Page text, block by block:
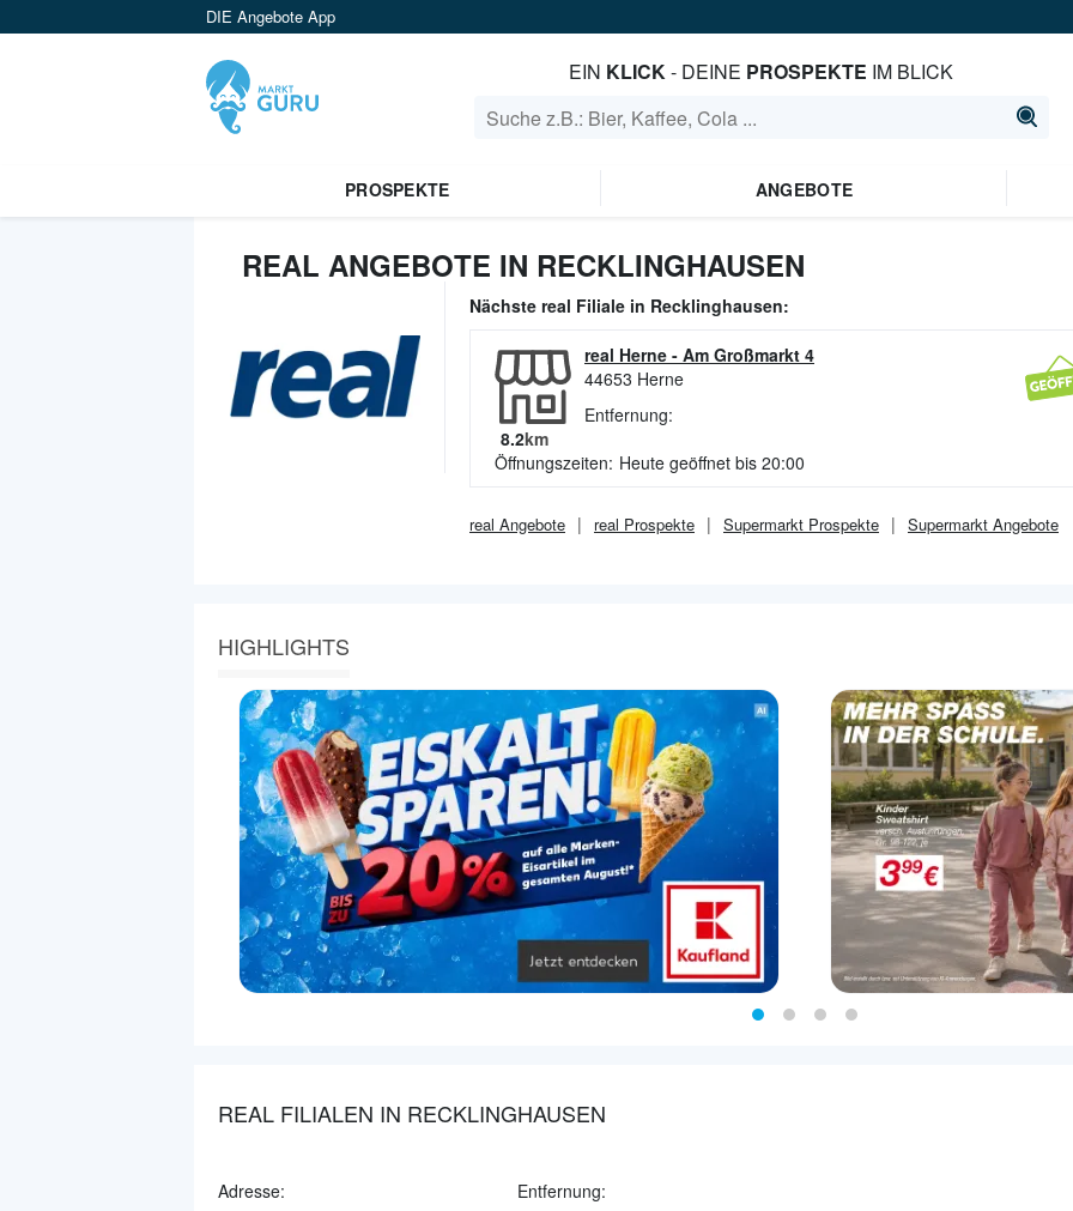
DIE Angebote App
EIN KLICK- DEINE PROSPEKTE IM BLICK
PROSPEKTE ANGEBOTE
REAL ANGEBOTE IN RECKLINGHAUSEN
Nächste real Filiale in Recklinghausen:
real Herne - Am Großmarkt 4
44653 Herne
Entfernung:
8.2km
Öffnungszeiten: Heute geöffnet bis 20:00
real Angebote real Prospekte Supermarkt Prospekte Supermarkt Angebote
HIGHLIGHTS
REAL FILIALEN IN RECKLINGHAUSEN
Adresse: Entfernung: